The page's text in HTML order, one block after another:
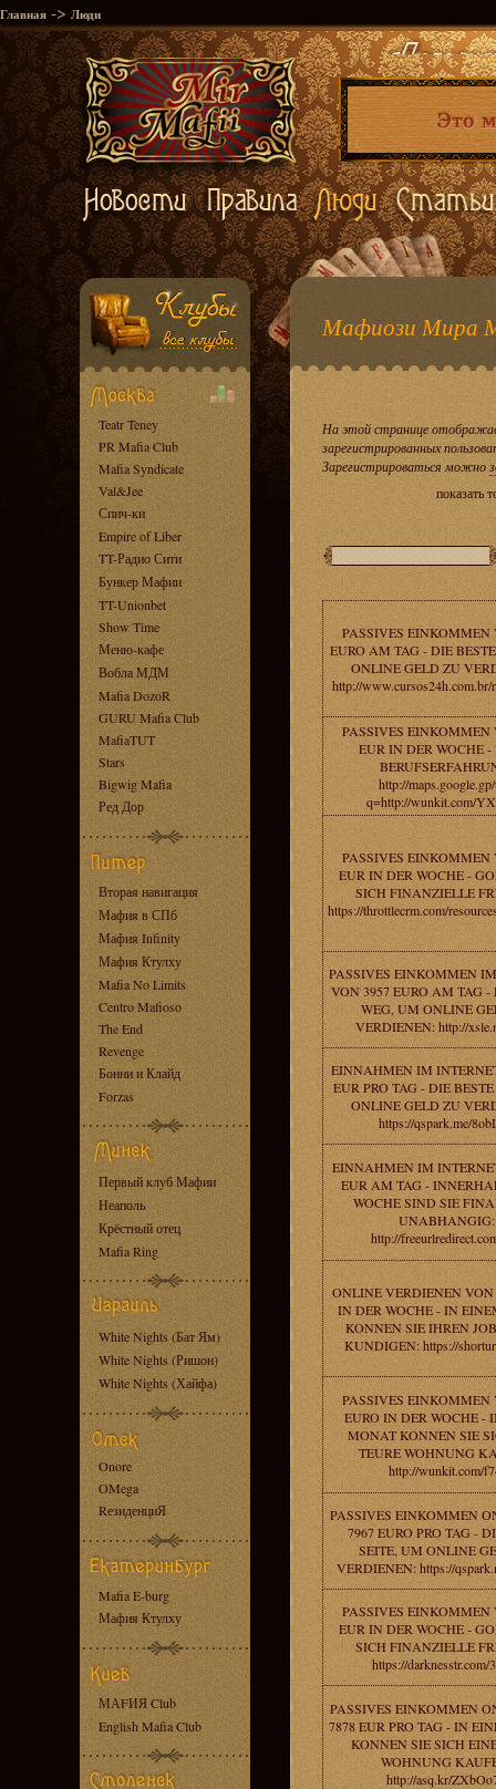
Главная -> Люди
Teatr Teney
PR Mafia Club
Mafia Syndicate
Val&Jee
Спич-ки
Empire of Liber
TT-Радио Сити
Бункер Мафии
TT-Unionbet
Show Time
Меню-кафе
Вобла МДМ
Mafia DozoR
GURU Mafia Club
MafiaTUT
Stars
Bigwig Mafia
Ред Дор
Вторая навигация
Мафия в СПб
Мафия Infinity
Мафия Ктулху
Mafia No Limits
Centro Mafioso
The End
Revenge
Бонни и Клайд
Forzas
Первый клуб Мафии
Неаполь
Крёстный отец
Mafia Ring
White Nights (Бат Ям)
White Nights (Ришон)
White Nights (Хайфа)
Onore
OMega
RезиденциЯ
Mafia E-burg
Мафия Ктулху
МАFИЯ Club
English Mafia Club
Мафиози Мира
На этой странице
зарегистрированных
Зарегистрироваться можно
показать
PASSIVES EINKOMMEN
EURO AM TAG - DIE
ONLINE GELD ZU
http://www.cursos24h.com.br/
PASSIVES EINKOMMEN
EUR IN DER WOCHE
http://
q=http://wunkit.com/
PASSIVES EINKOMMEN
EUR IN DER WOCHE -
SICH FINANZIELLE
https://throttlecrm.com/
PASSIVES EINKOMMEN
VON 3957 EURO AM TAG -
WEG, UM ONLINE
VERDIENEN: http://
EINNAHMEN IM
EUR PRO TAG - DIE
ONLINE GELD ZU
https://qspark.me/
EINNAHMEN IM
EUR AM TAG -
WOCHE SIND SIE
UNABHANGIG:
http://
ONLINE VERDIENEN VON
IN DER WOCHE - IN
KONNEN SIE IHREN
KUNDIGEN: https://
PASSIVES EINKOMMEN
EURO IN DER WOCHE -
MONAT KONNEN SIE
TEURE WOHNUNG
http://wunkit.com/
PASSIVES EINKOMMEN
7967 EURO PRO TAG -
SEITE, UM ONLINE
VERDIENEN: https://
PASSIVES EINKOMMEN
EUR IN DER WOCHE -
SICH FINANZIELLE
https://darknesstr.com/
PASSIVES EINKOMMEN
7878 EUR PRO TAG - IN
KONNEN SIE SICH
WOHNUNG
http://asq.kr/